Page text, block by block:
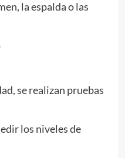
la espalda o las
se realizan pruebas
los niveles de